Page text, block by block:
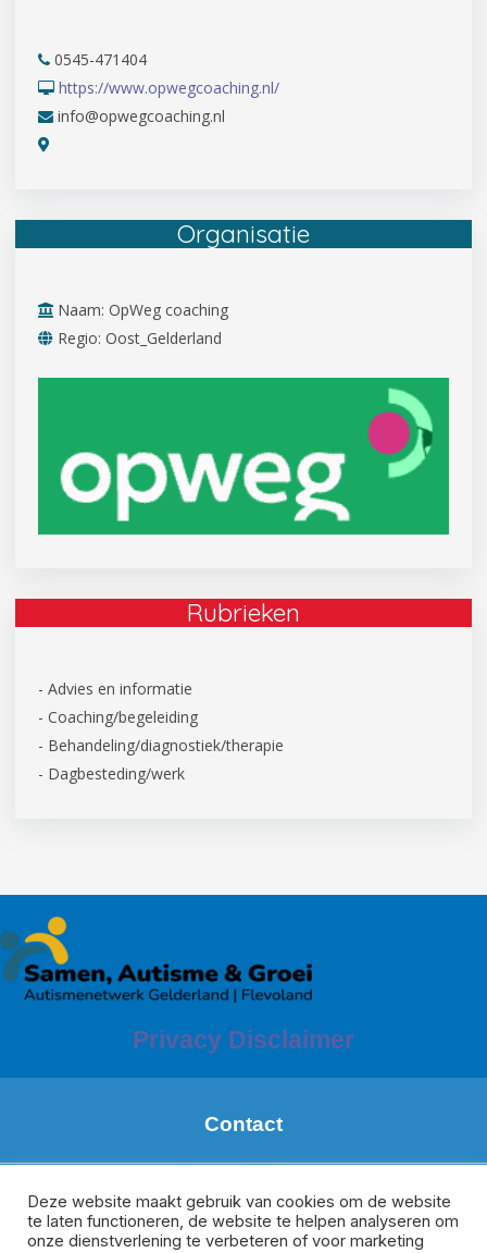
0545-471404
https://www.opwegcoaching.nl/
info@opwegcoaching.nl
Organisatie
Naam: OpWeg coaching
Regio: Oost_Gelderland
Rubrieken
- Advies en informatie
- Coaching/begeleiding
- Behandeling/diagnostiek/therapie
- Dagbesteding/werk
Privacy Disclaimer
Contact
Regio: Zuid Gelderland
m.deboer@meeplus.nl
Donate van Rijswijk
Deze website maakt gebruik van cookies om de website
te laten functioneren, de website te helpen analyseren om
onze dienstverlening te verbeteren of voor marketing